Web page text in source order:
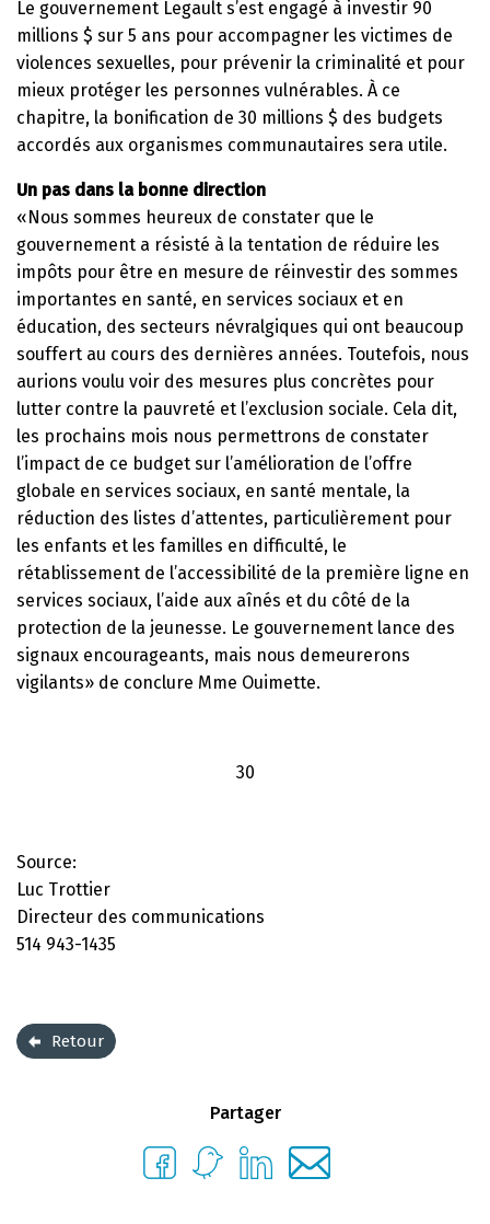
Le gouvernement Legault s’est engagé à investir 90
millions $ sur 5 ans pour accompagner les victimes de
violences sexuelles, pour prévenir la criminalité et pour
mieux protéger les personnes vulnérables. À ce
chapitre, la bonification de 30 millions $ des budgets
accordés aux organismes communautaires sera utile.
Un pas dans la bonne direction
«Nous sommes heureux de constater que le
gouvernement a résisté à la tentation de réduire les
impôts pour être en mesure de réinvestir des sommes
importantes en santé, en services sociaux et en
éducation, des secteurs névralgiques qui ont beaucoup
souffert au cours des dernières années. Toutefois, nous
aurions voulu voir des mesures plus concrètes pour
lutter contre la pauvreté et l’exclusion sociale. Cela dit,
les prochains mois nous permettrons de constater
l’impact de ce budget sur l’amélioration de l’offre
globale en services sociaux, en santé mentale, la
réduction des listes d’attentes, particulièrement pour
les enfants et les familles en difficulté, le
rétablissement de l’accessibilité de la première ligne en
services sociaux, l’aide aux aînés et du côté de la
protection de la jeunesse. Le gouvernement lance des
signaux encourageants, mais nous demeurerons
vigilants» de conclure Mme Ouimette.
30
Source:
Luc Trottier
Directeur des communications
514 943-1435
Retour
Partager